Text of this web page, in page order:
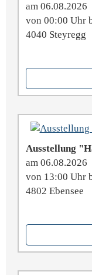
am 06.08.2026
von 00:00 Uhr
4040 Steyregg
Ausstellung
am 06.08.2026
von 13:00 Uhr
4802 Ebensee